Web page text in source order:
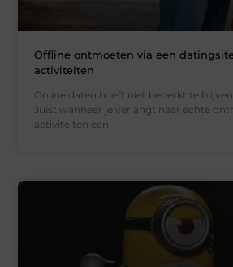
Offline ontmoeten via een
activiteiten
Online daten hoeft niet beperkt te
Juist wanneer je verlangt naar echte
activiteiten een